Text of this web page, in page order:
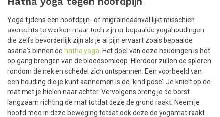
Yoga tijdens een hoofdpijn- of migraineaanval lijkt misschien
averechts te werken maar toch zijn er bepaalde yogahoudingen
die zelfs bevorderlijk zijn als je al pijn ervaart zoals bepaalde
asana’s binnen de hatha yoga . Het doel van deze houdingen is het
op gang brengen van de bloedsomloop. Hierdoor zullen de spieren
rondom de nek en schedel zich ontspannen. Een voorbeeld van
een houding die je kunt aannemen is de ‘kind pose’. Je knielt op de
mat met je hielen naar achter. Vervolgens breng je de borst
langzaam richting de mat totdat deze de grond raakt. Neem je
hoofd mee in deze beweging totdat ook deze de yogamat raakt